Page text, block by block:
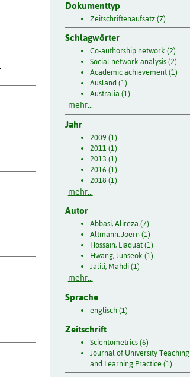
Dokumenttyp
Zeitschriftenaufsatz (7)
Schlagwörter
Co-authorship network (2)
Social network analysis (2)
Academic achievement (1)
Ausland (1)
Australia (1)
mehr...
Jahr
2009 (1)
2011 (1)
2013 (1)
2016 (1)
2018 (1)
mehr...
Autor
Abbasi, Alireza (7)
Altmann, Joern (1)
Hossain, Liaquat (1)
Hwang, Junseok (1)
Jalili, Mahdi (1)
mehr...
Sprache
englisch (1)
Zeitschrift
Scientometrics (6)
Journal of University Teaching
and Learning Practice (1)